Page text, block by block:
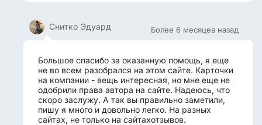
Более 6 месяцев назад
Снитко Эдуард
Большое спасибо за оказанную помощь, я еще
не во всем разобрался на этом сайте. Карточки
на компании - вещь интересная, но мне еще не
одобрили права автора на сайте. Надеюсь, что
скоро заслужу. А так вы правильно заметили,
пишу я много и довольно легко. На разных
сайтах, не только на сайтахотзывов.